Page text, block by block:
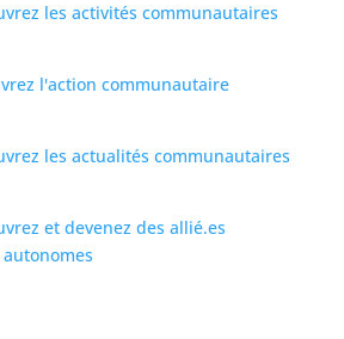
les activités communautaires
l'action communautaire
les actualités communautaires
et devenez des allié.es